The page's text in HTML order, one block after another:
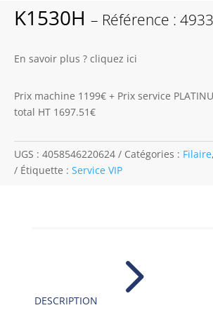
K1530H – Référence :
En savoir plus ? cliquez ici
Prix machine 1199€ + Prix service
total HT 1697.51€
UGS : 4058546220624 Catégories : Filaire,
Étiquette : Service VIP
DESCRIPTION 5